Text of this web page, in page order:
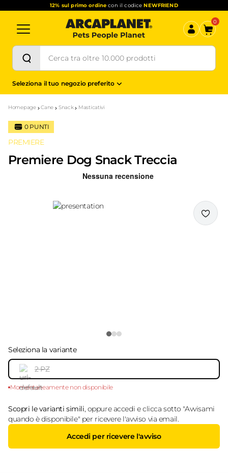
12% sul primo ordine con il codiceNEWFRIEND
0
Seleziona il tuo negozio preferito
Homepage Cane Snack Masticativi
0PUNTI
PREMIERE
Premiere Dog Snack Treccia
Recensioni Truspilot del prodotto
Seleziona la variante
2 PZ
Momentaneamente non disponibile
Scopri le varianti simili, oppure accedi e clicca sotto "Avvisami
quando è disponibile" per ricevere l'avviso via email.
Accedi per ricevere l'avviso